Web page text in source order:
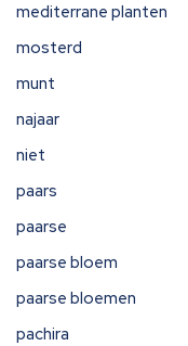
mediterrane planten
mosterd
munt
najaar
niet
paars
paarse
paarse bloem
paarse bloemen
pachira